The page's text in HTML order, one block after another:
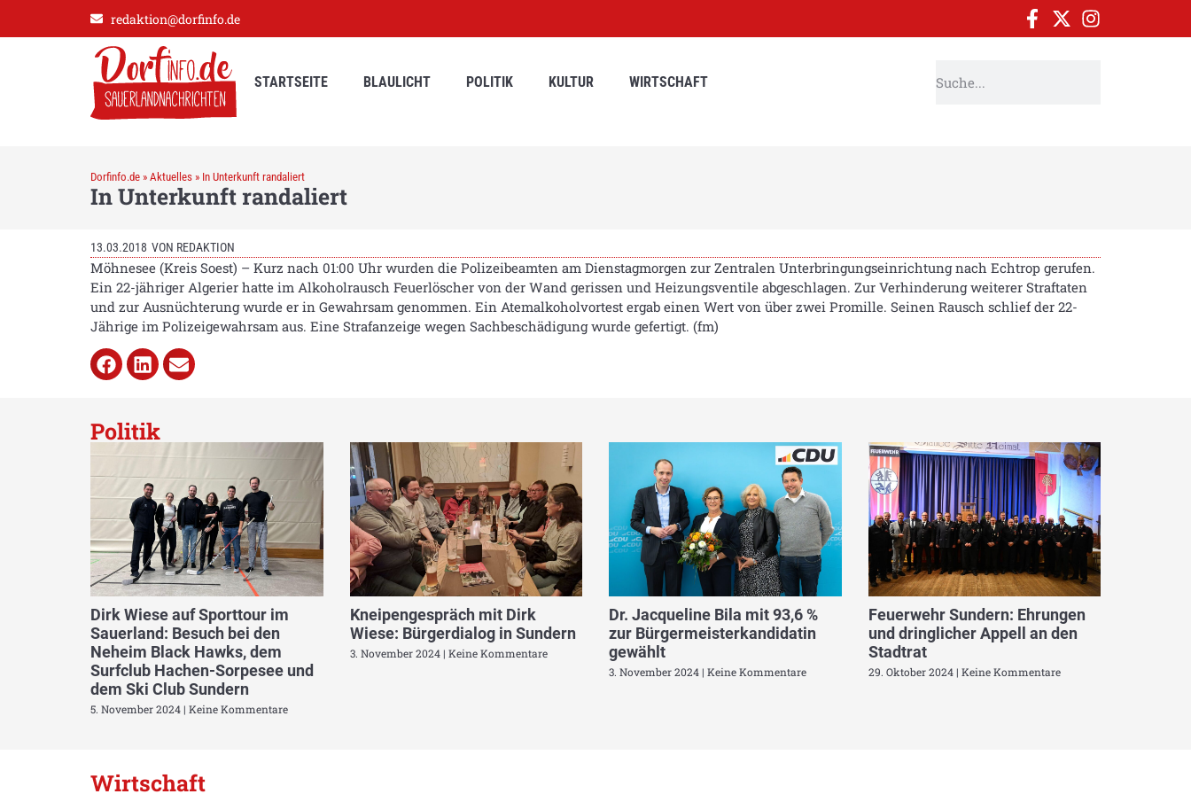
redaktion@dorfinfo.de
STARTSEITE BLAULICHT POLITIK KULTUR WIRTSCHAFT
Dorfinfo.de » Aktuelles » In Unterkunft randaliert
In Unterkunft randaliert
13.03.2018 VON REDAKTION
Möhnesee (Kreis Soest) – Kurz nach 01:00 Uhr wurden die Polizeibeamten am Dienstagmorgen zur Zentralen Unterbringungseinrichtung nach Echtrop gerufen.
Ein 22-jähriger Algerier hatte im Alkoholrausch Feuerlöscher von der Wand gerissen und Heizungsventile abgeschlagen. Zur Verhinderung weiterer Straftaten
und zur Ausnüchterung wurde er in Gewahrsam genommen. Ein Atemalkoholvortest ergab einen Wert von über zwei Promille. Seinen Rausch schlief der 22-
Jährige im Polizeigewahrsam aus. Eine Strafanzeige wegen Sachbeschädigung wurde gefertigt. (fm)
Politik
Dirk Wiese auf Sporttour im
Sauerland: Besuch bei den
Neheim Black Hawks, dem
Surfclub Hachen-Sorpesee und
dem Ski Club Sundern
5. November 2024 Keine Kommentare
Kneipengespräch mit Dirk
Wiese: Bürgerdialog in Sundern
3. November 2024 Keine Kommentare
Dr. Jacqueline Bila mit 93,6 %
zur Bürgermeisterkandidatin
gewählt
3. November 2024 Keine Kommentare
Feuerwehr Sundern: Ehrungen
und dringlicher Appell an den
Stadtrat
29. Oktober 2024 Keine Kommentare
Wirtschaft